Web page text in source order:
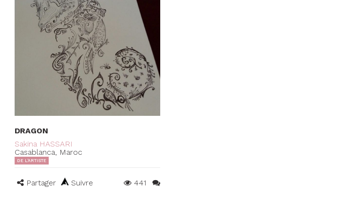
DRAGON
Sakina HASSARI
Casablanca, Maroc
DE L'ARTISTE
Partager Suivre 441